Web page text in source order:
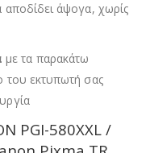
αποδίδει άψογα, χωρίς
με τα παρακάτω
του εκτυπωτή σας
PGI-580XXL /